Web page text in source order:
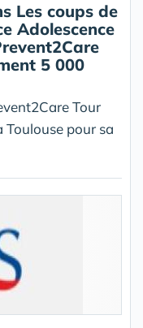
Les coups de
Adolescence
5 000
Tour
Toulouse pour sa